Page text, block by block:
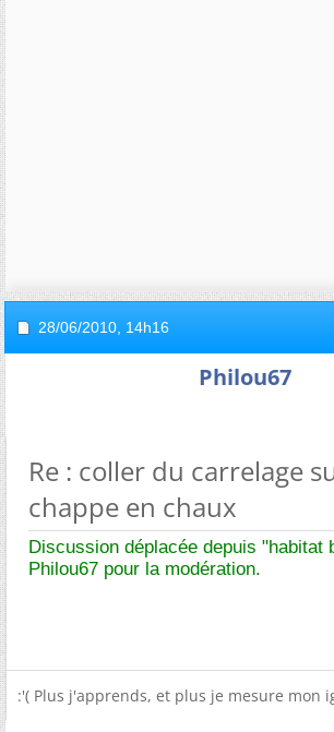
28/06/2010, 14h16
Philou67
Re : coller du carrelage
chappe en chaux
Discussion déplacée depuis "habitat
Philou67 pour la modération.
:'( Plus j'apprends, et plus je mesure mon